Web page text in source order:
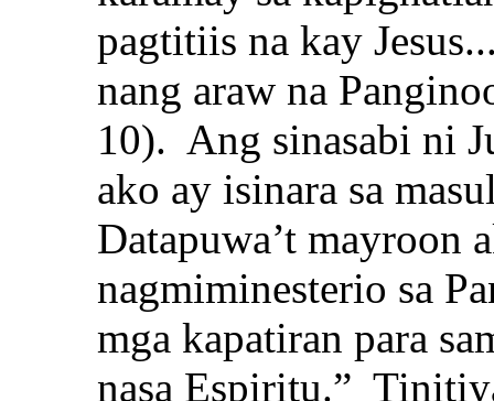
pagtitiis na kay
nang araw na
10). Ang sinasabi ni
ako ay isinara sa
Datapuwa’t mayroon
nagmiminesterio sa
mga kapatiran para
nasa Espiritu.”